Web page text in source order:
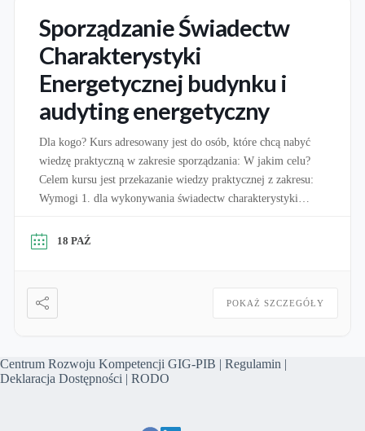
Sporządzanie Świadectw
Charakterystyki
Energetycznej budynku i
audyting energetyczny
Dla kogo? Kurs adresowany jest do osób, które chcą nabyć
wiedzę praktyczną w zakresie sporządzania: W jakim celu?
Celem kursu jest przekazanie wiedzy praktycznej z zakresu:
Wymogi 1. dla wykonywania świadectw charakterystyki
energetycznej budynków świadectwa charakterystyki
18 PAŹ
POKAŻ SZCZEGÓŁY
Centrum Rozwoju Kompetencji GIG-PIB | Regulamin |
Deklaracja Dostępności | RODO